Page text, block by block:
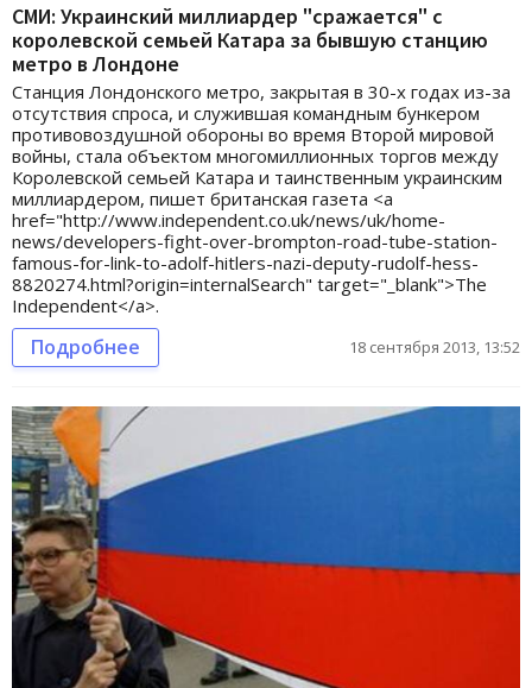
СМИ: Украинский миллиардер "сражается" с
королевской семьей Катара за бывшую станцию
метро в Лондоне
Станция Лондонского метро, закрытая в 30-х годах из-за
отсутствия спроса, и служившая командным бункером
противовоздушной обороны во время Второй мировой
войны, стала объектом многомиллионных торгов между
Королевской семьей Катара и таинственным украинским
миллиардером, пишет британская газета <a
href="http://www.independent.co.uk/news/uk/home-
news/developers-fight-over-brompton-road-tube-station-
famous-for-link-to-adolf-hitlers-nazi-deputy-rudolf-hess-
8820274.html?origin=internalSearch" target="_blank">The
Independent</a>.
Подробнее 18 сентября 2013, 13:52